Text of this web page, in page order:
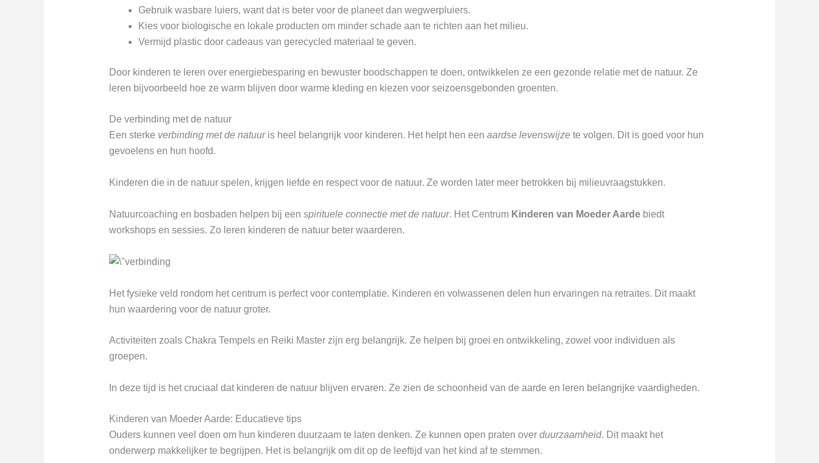
Gebruik wasbare luiers, want dat is beter voor de planeet dan wegwerpluiers.
Kies voor biologische en lokale producten om minder schade aan te richten aan het milieu.
Vermijd plastic door cadeaus van gerecycled materiaal te geven.
Door kinderen te leren over energiebesparing en bewuster boodschappen te doen, ontwikkelen ze een gezonde relatie met de natuur. Ze
leren bijvoorbeeld hoe ze warm blijven door warme kleding en kiezen voor seizoensgebonden groenten.
De verbinding met de natuur
Een sterke verbinding met de natuuris heel belangrijk voor kinderen. Het helpt hen een aardse levenswijzete volgen. Dit is goed voor hun
gevoelens en hun hoofd.
Kinderen die in de natuur spelen, krijgen liefde en respect voor de natuur. Ze worden later meer betrokken bij milieuvraagstukken.
Natuurcoaching en bosbaden helpen bij een spirituele connectie met de natuur. Het Centrum Kinderen van Moeder Aardebiedt
workshops en sessies. Zo leren kinderen de natuur beter waarderen.
Het fysieke veld rondom het centrum is perfect voor contemplatie. Kinderen en volwassenen delen hun ervaringen na retraites. Dit maakt
hun waardering voor de natuur groter.
Activiteiten zoals Chakra Tempels en Reiki Master zijn erg belangrijk. Ze helpen bij groei en ontwikkeling, zowel voor individuen als
groepen.
In deze tijd is het cruciaal dat kinderen de natuur blijven ervaren. Ze zien de schoonheid van de aarde en leren belangrijke vaardigheden.
Kinderen van Moeder Aarde: Educatieve tips
Ouders kunnen veel doen om hun kinderen duurzaam te laten denken. Ze kunnen open praten over duurzaamheid. Dit maakt het
onderwerp makkelijker te begrijpen. Het is belangrijk om dit op de leeftijd van het kind af te stemmen.